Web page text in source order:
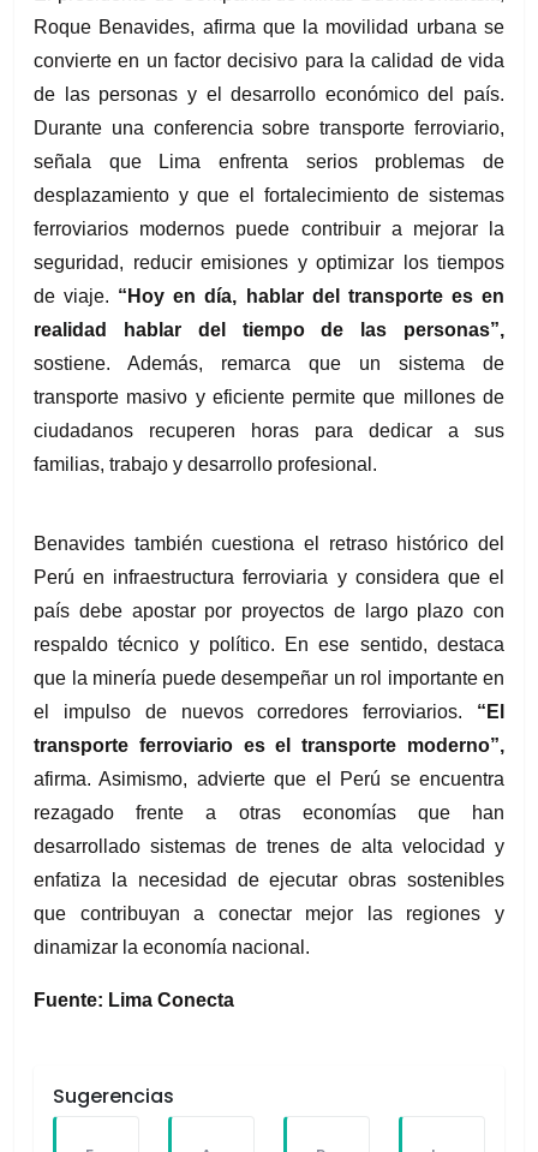
Roque Benavides, afirma que la movilidad urbana se
convierte en un factor decisivo para la calidad de vida
de las personas y el desarrollo económico del país.
Durante una conferencia sobre transporte ferroviario,
señala que Lima enfrenta serios problemas de
desplazamiento y que el fortalecimiento de sistemas
ferroviarios modernos puede contribuir a mejorar la
seguridad, reducir emisiones y optimizar los tiempos
de viaje. “Hoy en día, hablar del transporte es en
realidad hablar del tiempo de las personas”,
sostiene. Además, remarca que un sistema de
transporte masivo y eficiente permite que millones de
ciudadanos recuperen horas para dedicar a sus
familias, trabajo y desarrollo profesional.
Benavides también cuestiona el retraso histórico del
Perú en infraestructura ferroviaria y considera que el
país debe apostar por proyectos de largo plazo con
respaldo técnico y político. En ese sentido, destaca
que la minería puede desempeñar un rol importante en
el impulso de nuevos corredores ferroviarios. “El
transporte ferroviario es el transporte moderno”,
afirma. Asimismo, advierte que el Perú se encuentra
rezagado frente a otras economías que han
desarrollado sistemas de trenes de alta velocidad y
enfatiza la necesidad de ejecutar obras sostenibles
que contribuyan a conectar mejor las regiones y
dinamizar la economía nacional.
Fuente: Lima Conecta
Sugerencias